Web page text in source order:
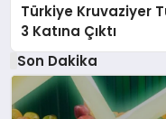
Türkiye Kruvaziyer
3 Katına Çıktı
Son Dakika